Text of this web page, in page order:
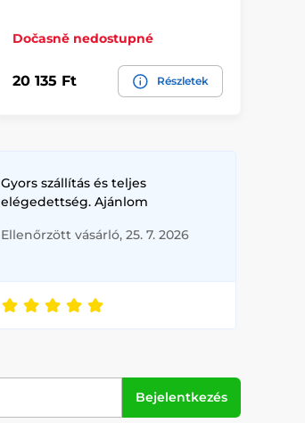
Dočasně nedostupné
20 135 Ft Részletek
Gyors szállítás és teljes
elégedettség. Ajánlom
Ellenőrzött vásárló, 25. 7. 2026
Bejelentkezés